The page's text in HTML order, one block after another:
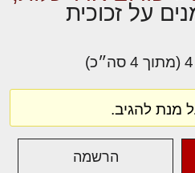
על זכוכית
מנת להגיב.
הרשמה